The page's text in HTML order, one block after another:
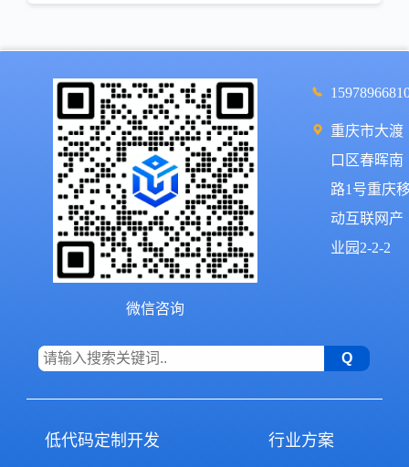
微信咨询
重庆市大渡
口区春晖南
路1号重庆
动互联网产
业园2-2-2
低代码定制开发 行业方案